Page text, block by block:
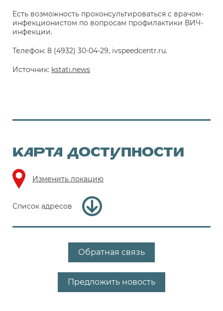
Есть возможность проконсультироваться с врачом-
инфекционистом по вопросам профилактики ВИЧ-
инфекции.
Телефон: 8 (4932) 30-04-29, ivspeedcentr.ru.
Источник: kstati.news
КАРТА ДОСТУПНОСТИ
Изменить локацию
Список адресов
Обратная связь
Предложить новость